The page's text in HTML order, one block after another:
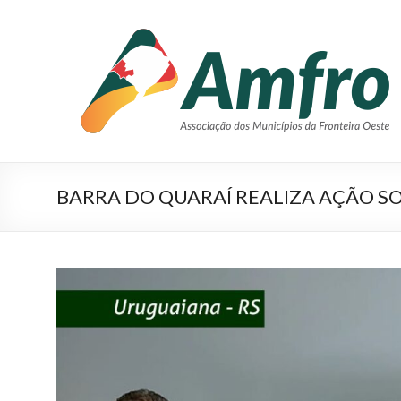
AMFRO
Associação
dos
da
Oeste
BARRA DO QUARAÍ REALIZA AÇÃO